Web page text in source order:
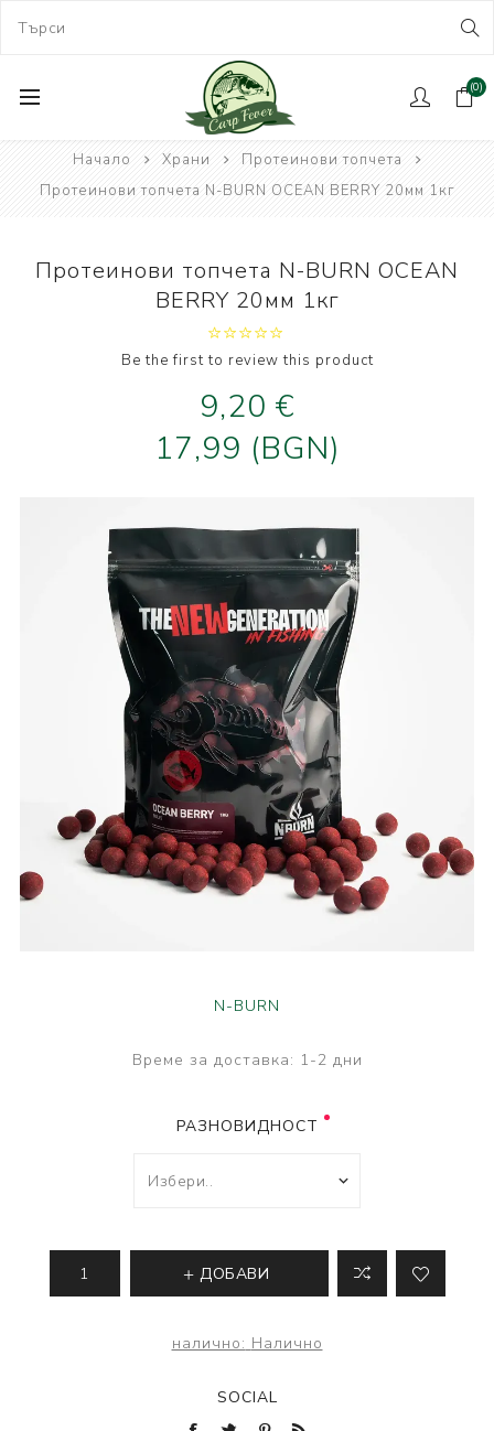
(0)
Начало Храни
Протеинови топчета
Протеинови топчета N-BURN OCEAN BERRY 20мм 1кг
Протеинови топчета N-BURN OCEAN
BERRY 20мм 1кг
Be the first to review this product
9,20 €
17,99 (BGN)
N-BURN
Време за доставка: 1-2 дни
РАЗНОВИДНОСТ
ДОБАВИ
налично: Налично
SOCIAL